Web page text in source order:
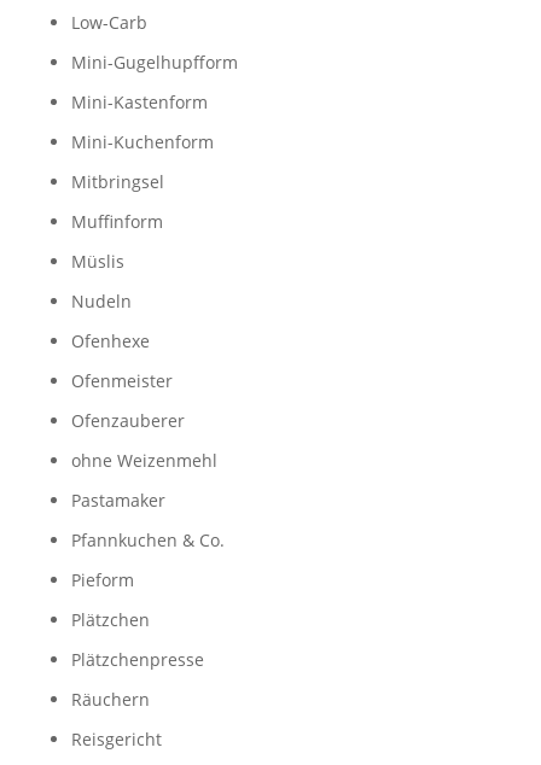
Low-Carb
Mini-Gugelhupfform
Mini-Kastenform
Mini-Kuchenform
Mitbringsel
Muffinform
Müslis
Nudeln
Ofenhexe
Ofenmeister
Ofenzauberer
ohne Weizenmehl
Pastamaker
Pfannkuchen & Co.
Pieform
Plätzchen
Plätzchenpresse
Räuchern
Reisgericht